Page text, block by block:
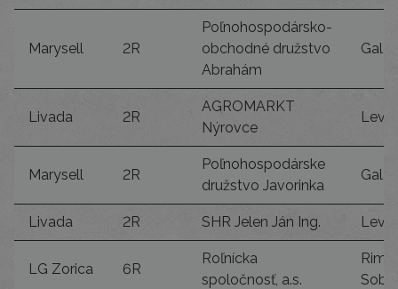
Marysell 2R
Poľnohospodársko-
obchodné družstvo
Abrahám
Livada 2R
AGROMARKT
Nýrovce
Marysell 2R
Poľnohospodárske
družstvo Javorinka
Livada 2R SHR Jelen Ján Ing.
LG Zorica 6R
Roľnícka
spoločnosť, a.s.
Rim.